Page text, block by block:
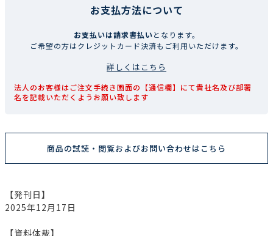
お支払方法について
お支払いは請求書払いとなります。
ご希望の方はクレジットカード決済もご利用いただけます。
詳しくはこちら
法人のお客様はご注文手続き画面の【通信欄】にて貴社名及び部署
名を記載いただくようお願い致します
商品の試読・閲覧およびお問い合わせはこちら
【発刊日】
2025年12月17日
【資料体裁】